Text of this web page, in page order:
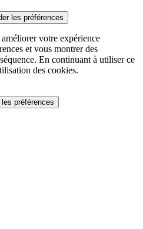
les préférences
votre expérience
et vous montrer des
En continuant à utiliser ce
des cookies.
les préférences